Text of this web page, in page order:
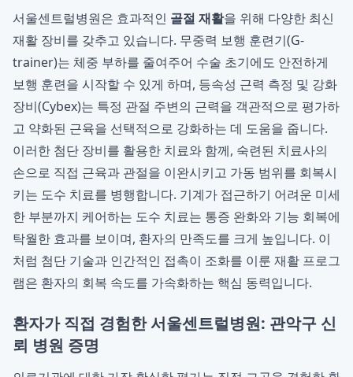
서울센트럴병원은 효과적인 골절 재활을 위해 다양한 최신
재활 장비를 갖추고 있습니다. 무중력 보행 훈련기(G-
trainer)는 체중 부하를 줄여주어 수술 초기에도 안전하게
보행 훈련을 시작할 수 있게 하며, 등속성 근력 측정 및 강화
장비(Cybex)는 특정 관절 주변의 근력을 객관적으로 평가하
고 약화된 근육을 선택적으로 강화하는 데 도움을 줍니다.
이러한 첨단 장비를 활용한 치료와 함께, 숙련된 치료사의
손으로 직접 근육과 관절을 이완시키고 가동 범위를 회복시
키는 도수 치료를 병행합니다. 기계가 접근하기 어려운 미세
한 부분까지 케어하는 도수 치료는 통증 완화와 기능 회복에
탁월한 효과를 보이며, 환자의 만족도를 크게 높입니다. 이
처럼 첨단 기술과 인간적인 접촉이 조화를 이룬 재활 프로그
램은 환자의 회복 속도를 가속화하는 핵심 동력입니다.
환자가 직접 경험한 서울센트럴병원: 관악구 신
뢰 병원 증명